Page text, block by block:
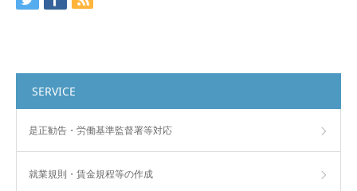
SERVICE
是正勧告・労働基準監督署等対応
就業規則・賃金規程等の作成